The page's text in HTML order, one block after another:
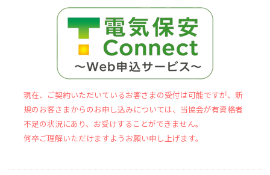
現在、ご契約いただいているお客さまの受付は可能ですが、新
規のお客さまからのお申し込みについては、当協会が有資格者
不足の状況にあり、お受けすることができません。
何卒ご理解いただけますようお願い申し上げます。